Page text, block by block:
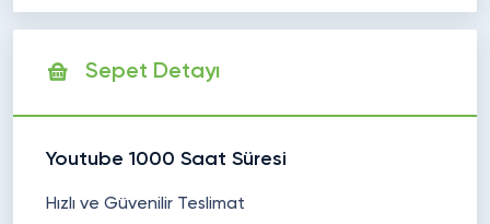
Sepet Detayı
Youtube 1000 Saat Süresi
Hızlı ve Güvenilir Teslimat